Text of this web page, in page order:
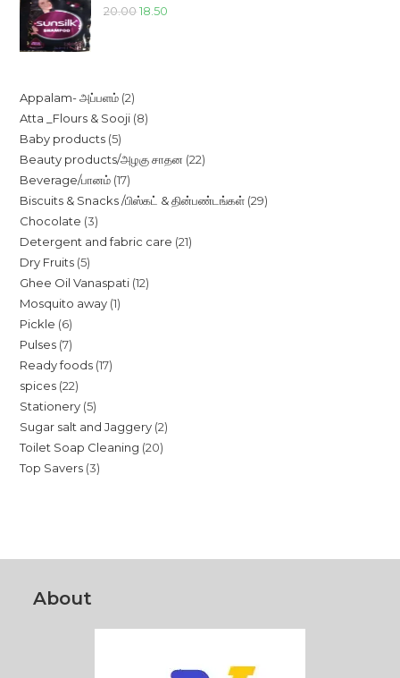
₹240.00.
20.00Original
18.50
Appalam- அப்பளம் 22
products
Atta _Flours & Sooji 88
Baby products 55
products
Beauty products/அழகு சாதன 2222
Beverage/பானம் 1717
products
Biscuits & Snacks /பிஸ்கட் & தின்பண்டங்கள் 2929
Chocolate 33
products
Detergent and fabric care 2121
Dry Fruits 55
products
Ghee Oil Vanaspati 1212
Mosquito away 11
Pickle 66
products
Pulses 77
products
Ready foods 1717
spices 2222
products
Stationery 55
products
Sugar salt and Jaggery 22
Toilet Soap Cleaning 2020
Top Savers 33
About